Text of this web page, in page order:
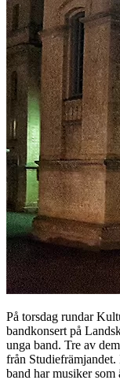
På torsdag rundar
bandkonsert på
unga band. Tre av
från Studiefrämjandet.
band har musiker